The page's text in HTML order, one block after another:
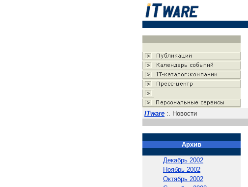
ITware :. Новости
Архив
Декабрь 2002
Ноябрь 2002
Октябрь 2002